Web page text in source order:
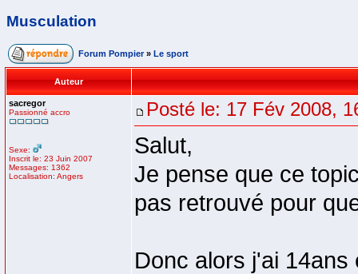
Musculation
Forum Pompier » Le sport
Auteur
sacregor
Passionné accro
Sexe:
Inscrit le: 23 Juin 2007
Messages: 1362
Localisation: Angers
Posté le: 17 Fév 2008,
Salut,
Je pense que ce
pas retrouvé pour
Donc alors j'ai